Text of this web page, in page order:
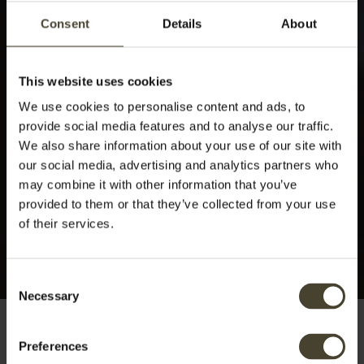
Consent Details About
This website uses cookies
We use cookies to personalise content and ads, to
provide social media features and to analyse our traffic.
We also share information about your use of our site with
our social media, advertising and analytics partners who
may combine it with other information that you’ve
provided to them or that they’ve collected from your use
of their services.
Selection
Necessary
Preferences